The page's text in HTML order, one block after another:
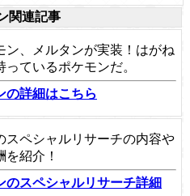
関連記事
ン、メルタンが実装！はがね
っているポケモンだ。
の詳細はこちら
スペシャルリサーチの内容や
を紹介！
のスペシャルリサーチ詳細